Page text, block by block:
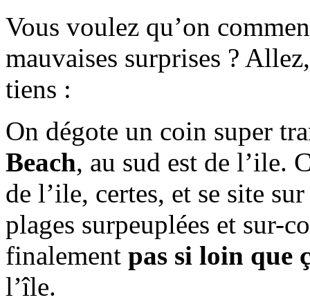
Vous voulez qu’on
mauvaises surprises ?
tiens :
On dégote un coin super
Beach, au sud est de l’ile.
de l’ile, certes, et se site
plages surpeuplées et sur-
finalement pas si loin que
l’île.